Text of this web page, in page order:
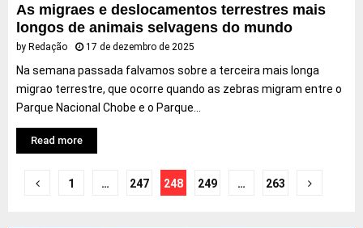
As migraes e deslocamentos terrestres mais
longos de animais selvagens do mundo
by Redação 17 de dezembro de 2025
Na semana passada falvamos sobre a terceira mais longa
migrao terrestre, que ocorre quando as zebras migram entre o
Parque Nacional Chobe e o Parque...
Read more
Navegação
1 … 247 248 249 … 263